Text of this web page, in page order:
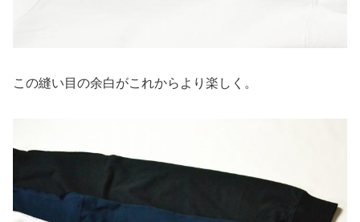
この縫い目の余白がこれからより楽しく。